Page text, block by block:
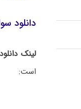
دانلود
لینک
است: